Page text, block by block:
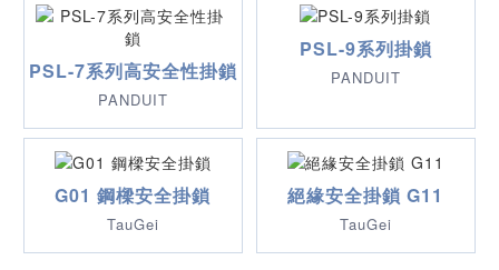
PSL-7系列高安全性掛鎖
PANDUIT
PSL-9系列掛鎖
PANDUIT
G01 鋼樑安全掛鎖
TauGei
絕緣安全掛鎖 G11
TauGei